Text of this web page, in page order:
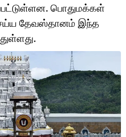
பொதுமக்கள்
தேவஸ்தானம் இந்த